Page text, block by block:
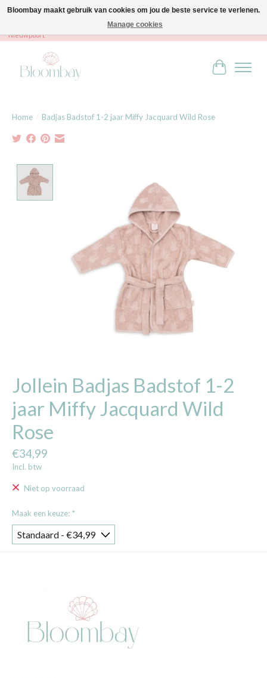
Bloombay - Babies & Kids - Bali home & interior - Robert Orlentpromenade 9A -
Nieuwpoort
Home / Badjas Badstof 1-2 jaar Miffy Jacquard Wild Rose
Jollein Badjas Badstof 1-2
jaar Miffy Jacquard Wild
Rose
€34,99
Incl. btw
Niet op voorraad
Maak een keuze: *
Bloombay maakt gebruik van cookies om jou de beste service te verlenen.
Manage cookies